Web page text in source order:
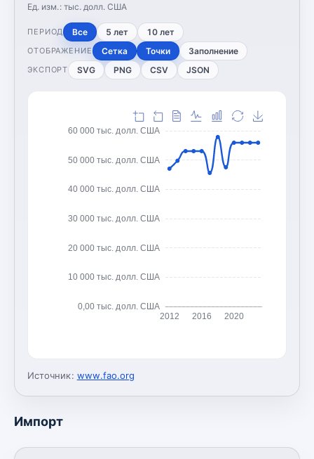
Ед. изм.: тыс. долл. США
ПЕРИОД Все 5 лет 10 лет
ОТОБРАЖЕНИЕ Сетка Точки Заполнение
ЭКСПОРТ SVG PNG CSV JSON
0,00 тыс. долл. США
10 000 тыс. долл. США
20 000 тыс. долл. США
30 000 тыс. долл. США
40 000 тыс. долл. США
50 000 тыс. долл. США
60 000 тыс. долл. США
2012 2016 2020
Источник: www.fao.org
Импорт